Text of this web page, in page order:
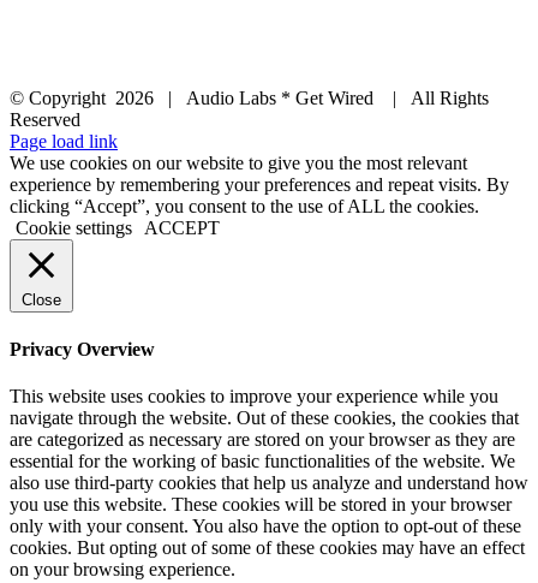
© Copyright 2026 | Audio Labs * Get Wired | All Rights
Reserved
Facebook
Instagram
YouTube
LinkedIn
X
Page load link
We use cookies on our website to give you the most relevant
experience by remembering your preferences and repeat visits. By
clicking “Accept”, you consent to the use of ALL the cookies.
Cookie settings ACCEPT
Close
Privacy Overview
This website uses cookies to improve your experience while you
navigate through the website. Out of these cookies, the cookies that
are categorized as necessary are stored on your browser as they are
essential for the working of basic functionalities of the website. We
also use third-party cookies that help us analyze and understand how
you use this website. These cookies will be stored in your browser
only with your consent. You also have the option to opt-out of these
cookies. But opting out of some of these cookies may have an effect
on your browsing experience.